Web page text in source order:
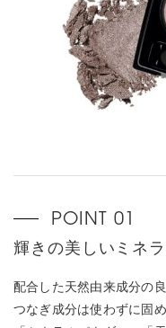
輝きの美しいミネ
配合した天然由来成分の
つなぎ成分は使わずに固